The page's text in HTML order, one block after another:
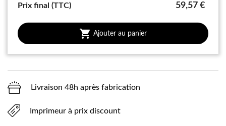
Prix final (TTC) 59,57 €
 Ajouter au panier
Livraison 48h après fabrication
Imprimeur à prix discount